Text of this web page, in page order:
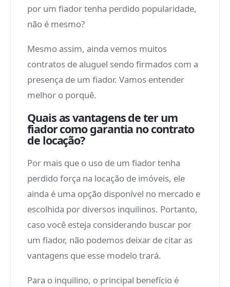
por um fiador tenha perdido popularidade,
não é mesmo?
Mesmo assim, ainda vemos muitos
contratos de aluguel sendo firmados com a
presença de um fiador. Vamos entender
melhor o porquê.
Quais as vantagens de ter um
fiador como garantia no contrato
de locação?
Por mais que o uso de um fiador tenha
perdido força na locação de imóveis, ele
ainda é uma opção disponível no mercado e
escolhida por diversos inquilinos. Portanto,
caso você esteja considerando buscar por
um fiador, não podemos deixar de citar as
vantagens que esse modelo trará.
Para o inquilino, o principal benefício é